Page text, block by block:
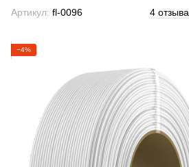
Артикул: fl-0096 4 отзыва
−4%